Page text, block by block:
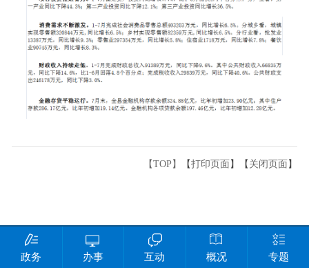
【TOP】 【打印页面】【 关闭页面】
政务 办事 互动 概况 专题